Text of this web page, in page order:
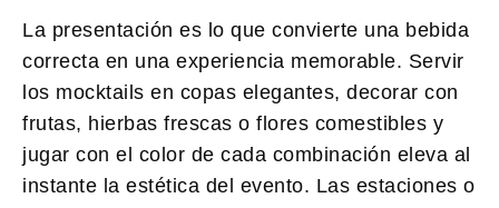
La presentación es lo que convierte una bebida
correcta en una experiencia memorable. Servir
los mocktails en copas elegantes, decorar con
frutas, hierbas frescas o flores comestibles y
jugar con el color de cada combinación eleva al
instante la estética del evento. Las estaciones o